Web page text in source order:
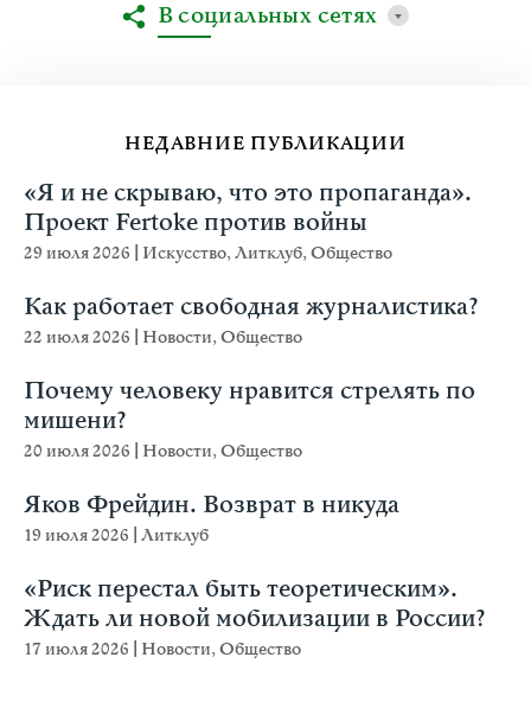
НЕДАВНИЕ ПУБЛИКАЦИИ
«Я и не скрываю, что это пропаганда».
Проект Fertoke против войны
29 июля 2026 Искусство,Литклуб,Общество
Как работает свободная журналистика?
22 июля 2026 Новости,Общество
Почему человеку нравится стрелять по
мишени?
20 июля 2026 Новости,Общество
Яков Фрейдин. Возврат в никуда
19 июля 2026 Литклуб
«Риск перестал быть теоретическим».
Ждать ли новой мобилизации в России?
17 июля 2026 Новости,Общество
В социальных сетях